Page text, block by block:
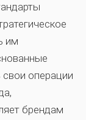
им
операции
брендам